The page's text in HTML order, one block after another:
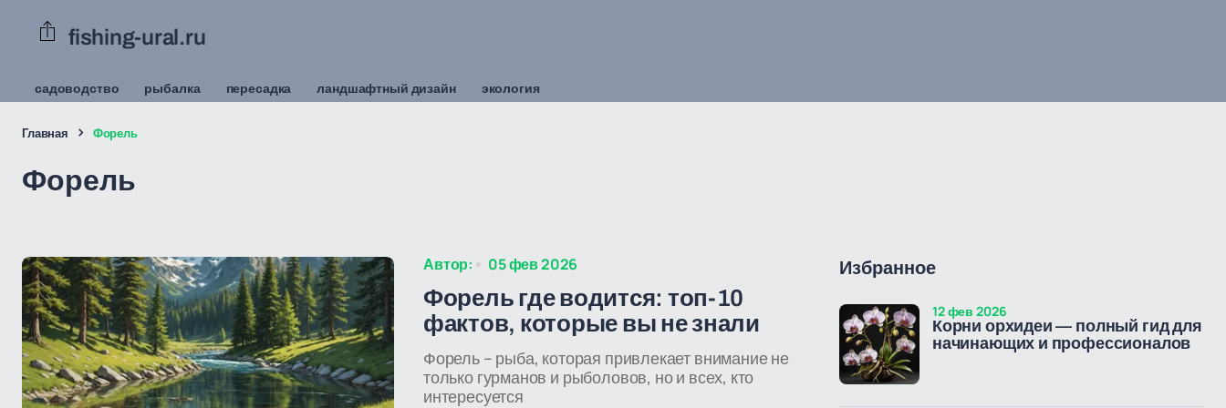
fishing-ural.ru
садоводство рыбалка пересадка ландшафтный дизайн экология
Главная Форель
Форель
Автор: 05 фев 2026
Форель где водится: топ-10
фактов, которые вы не знали
Форель – рыба, которая привлекает внимание не
только гурманов и рыболовов, но и всех, кто
интересуется
Избранное
Корни орхидеи — полный гид для
начинающих и профессионалов
12 фев 2026